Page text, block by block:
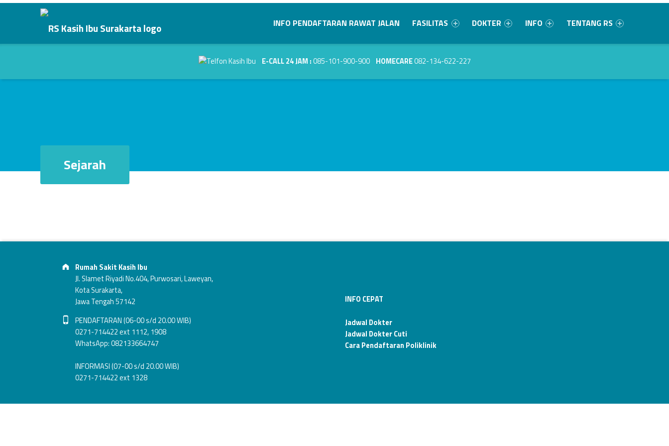
Sejarah - RS Kasih Ibu Surakarta RS Kasih Ibu Surakarta
Kasih Dalam Pelayanan
INFO PENDAFTARAN RAWAT JALAN FASILITAS DOKTER INFO TENTANG RS
E-CALL 24 JAM :085-101-900-900 HOMECARE082-134-622-227
Sejarah
eFooter info sidebar
Address:
Rumah Sakit Kasih Ibu
Jl. Slamet Riyadi No.404, Purwosari, Laweyan,
Kota Surakarta,
Jawa Tengah 57142
Phone number:
PENDAFTARAN (06-00 s/d 20.00 WIB)
0271-714422 ext 1112, 1908
WhatsApp: 082133664747
INFORMASI (07-00 s/d 20.00 WIB)
0271-714422 ext 1328
INFO CEPAT
Jadwal Dokter
Jadwal Dokter Cuti
Cara Pendaftaran Poliklinik